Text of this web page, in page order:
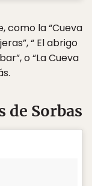
como la “Cueva
“ El abrigo
o “La Cueva
de Sorbas